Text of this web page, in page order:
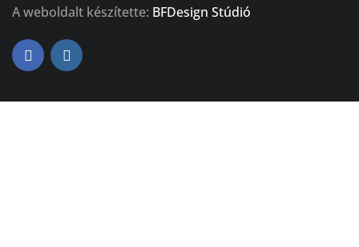
A weboldalt készítette: BFDesign Stúdió